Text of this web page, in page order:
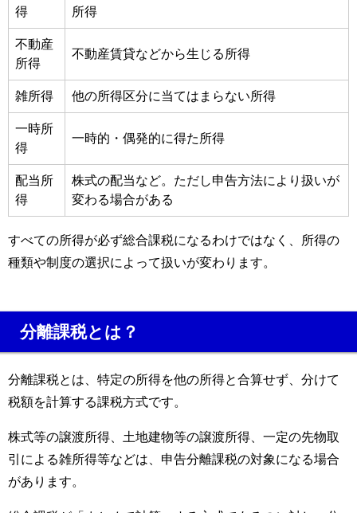
得
所得
不動産
所得
不動産賃貸などから生じる所得
雑所得 他の所得区分に当てはまらない所得
一時所
得
一時的・偶発的に得た所得
配当所
得
株式の配当など。ただし申告方法により扱いが
変わる場合がある
すべての所得が必ず総合課税になるわけではなく、所得の
種類や制度の選択によって扱いが変わります。
分離課税とは？
分離課税とは、特定の所得を他の所得と合算せず、分けて
税額を計算する課税方式です。
株式等の譲渡所得、土地建物等の譲渡所得、一定の先物取
引による雑所得等などは、申告分離課税の対象になる場合
があります。